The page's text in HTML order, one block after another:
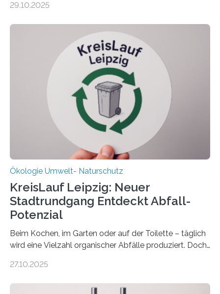
Beobachtungen im Wattenmeer ist nun eine große
Oldenburg befassen sich insbesondere damit, wie ein
Ökosystem gedeiht – und wie sich dieser Prozess
verlässlich prognostizieren lässt. Grünes Licht für
„DynaCom“: Die Deutsche Forschungsgemeinschaft
(DFG) fördert das Anfang 2019 gestartete
Forschungsprojekt an der Universität Oldenburg für
zwei weitere Jahre mit rund 1,2 Millionen Euro. „Wir
freuen uns sehr über…
29.10.2025
Ökologie Umwelt- Naturschutz
KreisLauf Leipzig: Neuer
Stadtrundgang Entdeckt Abfall-
Potenzial
Beim Kochen, im Garten oder auf der Toilette – täglich
wird eine Vielzahl organischer Abfälle produziert. Doch
Potenzial nur dann entfalten können, wenn sie in
27.10.2025